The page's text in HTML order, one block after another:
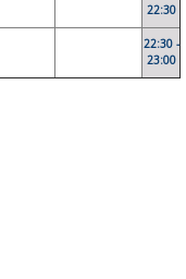
22:30
22:30 -
23:00